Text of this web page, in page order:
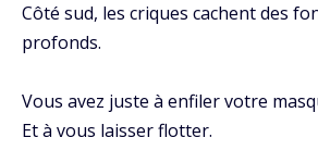
Côté sud, les criques cachent des
profonds.
Vous avez juste à enfiler votre
Et à vous laisser flotter.